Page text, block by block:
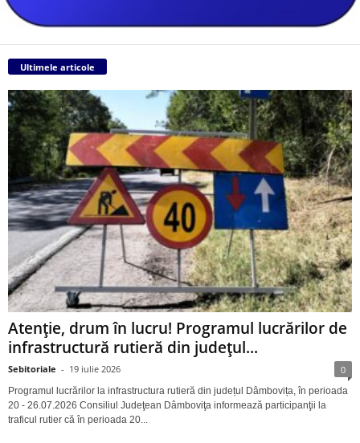
Ultimele articole
Atenție, drum în lucru! Programul lucrărilor de
infrastructură rutieră din județul...
Sebitoriale - 19 iulie 2026 0
Programul lucrărilor la infrastructura rutieră din județul Dâmbovița, în perioada
20 - 26.07.2026 Consiliul Judeţean Dâmboviţa informează participanţii la
traficul rutier că în perioada 20...